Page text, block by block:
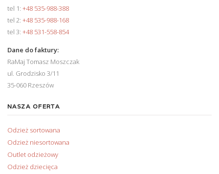
tel 1: +48 535-988-388
tel 2: +48 535-988-168
tel 3: +48 531-558-854
Dane do faktury:
RaMaj Tomasz Moszczak
ul. Grodzisko 3/11
35-060 Rzeszów
NASZA OFERTA
Odzież sortowana
Odzież niesortowana
Outlet odzieżowy
Odzież dziecięca